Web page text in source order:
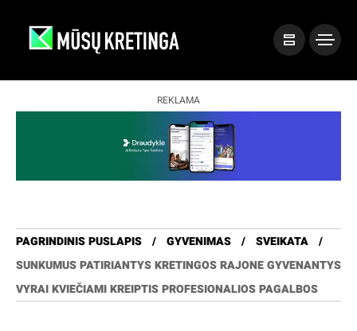
REKLAMA
PAGRINDINIS PUSLAPIS GYVENIMAS
SVEIKATA
SUNKUMUS PATIRIANTYS KRETINGOS RAJONE GYVENANTYS
VYRAI KVIEČIAMI KREIPTIS PROFESIONALIOS PAGALBOS